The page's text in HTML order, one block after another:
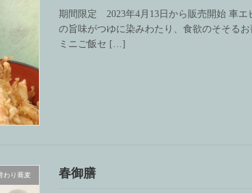
期間限定 2023年4月13日から販売開始 車エ
の旨味がつゆに染みわたり、食欲のそそる
ミニご飯セ […]
わり蕎麦 春御膳